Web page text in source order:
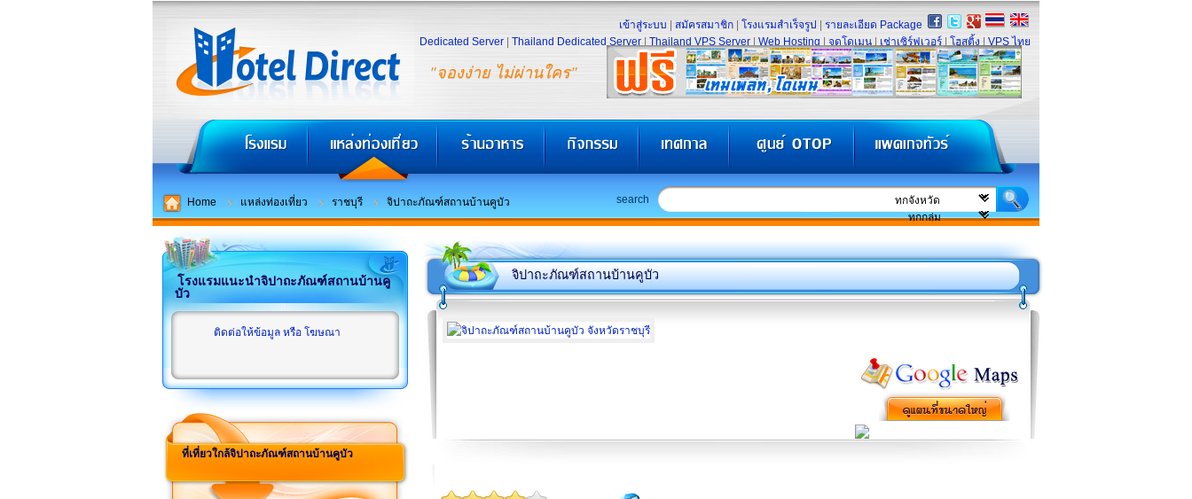
"จองง่าย ไม่ผ่านใคร"
เข้าสู่ระบบ สมัครสมาชิก โรงแรมสำเร็จรูป
รายละเอียด Package
Dedicated Server
Thailand Dedicated Server Thailand VPS Server Web Hosting จดโดเมน เช่าเซิร์ฟเวอร์ โฮสติ้ง VPS ไทย
Home แหล่งท่องเที่ยว ราชบุรี จิปาถะภัณฑ์สถานบ้านคูบัว search
โรงแรมแนะนำจิปาถะภัณฑ์สถานบ้านคู
บัว
ติดต่อให้ข้อมูล หรือ โฆษณา
ที่เที่ยวใกล้จิปาถะภัณฑ์สถานบ้านคูบัว
จิปาถะภัณฑ์สถานบ้านคูบัว